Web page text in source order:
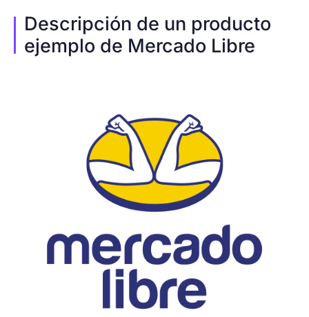
Descripción de un producto
ejemplo de Mercado Libre